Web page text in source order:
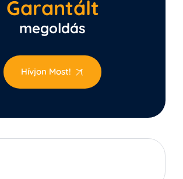
Garantált
megoldás
Hívjon Most!